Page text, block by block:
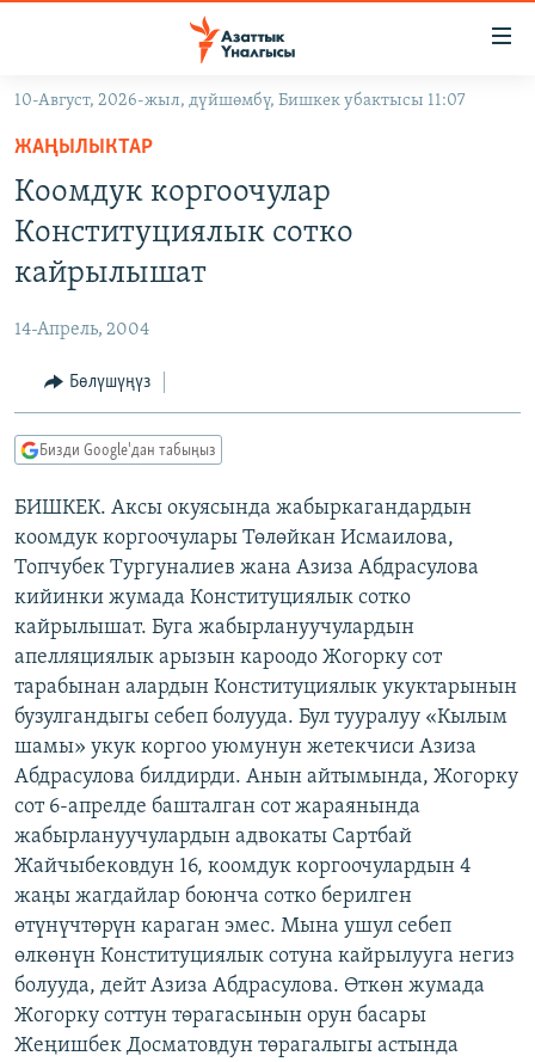
Навигацияга
өтүңүз
Издөөгө
салыңызКЫРГЫЗСТАН
САЯСАТ
МАДАНИЯТ
ДҮЙНӨ
УКРАИНА
ТВ ПРОГРАММАЛАР
БҮГҮН АЗАТТЫКТА
ДАНИСТЕ
ЭЖЕ-СИҢДИЛЕР
АЗАТТЫК+
ЫҢГАЙСЫЗ СУРООЛОР
ПОДКАСТ
ОНЛАЙН ШЕРИНЕ
ЭЕ/АРнун бардык сайттары
10-Август, 2026-жыл, дүйшөмбү, Бишкек убактысы 11:07
ЖАҢЫЛЫКТАР
Коомдук коргоочулар
Конституциялык сотко
кайрылышат
14-Апрель, 2004
Бөлүшүңүз
Бизди Google'дан табыңыз
БИШКЕК. Аксы окуясында жабыркагандардын
коомдук коргоочулары Төлөйкан Исмаилова,
Топчубек Тургуналиев жана Азиза Абдрасулова
кийинки жумада Конституциялык сотко
кайрылышат. Буга жабырлануучулардын
апелляциялык арызын кароодо Жогорку сот
тарабынан алардын Конституциялык укуктарынын
бузулгандыгы себеп болууда. Бул тууралуу «Кылым
шамы» укук коргоо уюмунун жетекчиси Азиза
Абдрасулова билдирди. Анын айтымында, Жогорку
сот 6-апрелде башталган сот жараянында
жабырлануучулардын адвокаты Сартбай
Жайчыбековдун 16, коомдук коргоочулардын 4
жаңы жагдайлар боюнча сотко берилген
өтүнүчтөрүн караган эмес. Мына ушул себеп
өлкөнүн Конституциялык сотуна кайрылууга негиз
болууда, дейт Азиза Абдрасулова. Өткөн жумада
Жогорку соттун төрагасынын орун басары
Жеңишбек Досматовдун төрагалыгы астында